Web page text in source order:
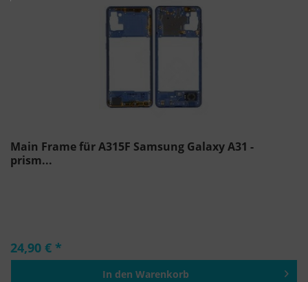
Main Frame für A315F Samsung Galaxy A31 -
prism...
24,90 € *
In den Warenkorb